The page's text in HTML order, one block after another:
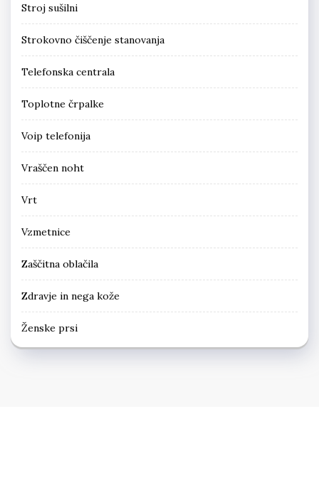
Stroj sušilni
Strokovno čiščenje stanovanja
Telefonska centrala
Toplotne črpalke
Voip telefonija
Vraščen noht
Vrt
Vzmetnice
Zaščitna oblačila
Zdravje in nega kože
Ženske prsi